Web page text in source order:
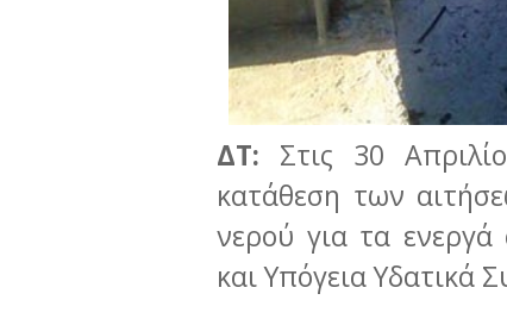
ΔΤ: Στις 30
κατάθεση των
νερού για τα
και Υπόγεια Υδατικά